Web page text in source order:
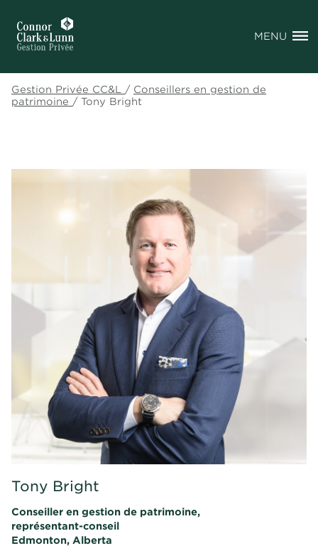
MENU
Gestion Privée CC&L / Conseillers en gestion de
patrimoine / Tony Bright
Tony Bright
Conseiller en gestion de patrimoine,
représentant-conseil
Edmonton, Alberta